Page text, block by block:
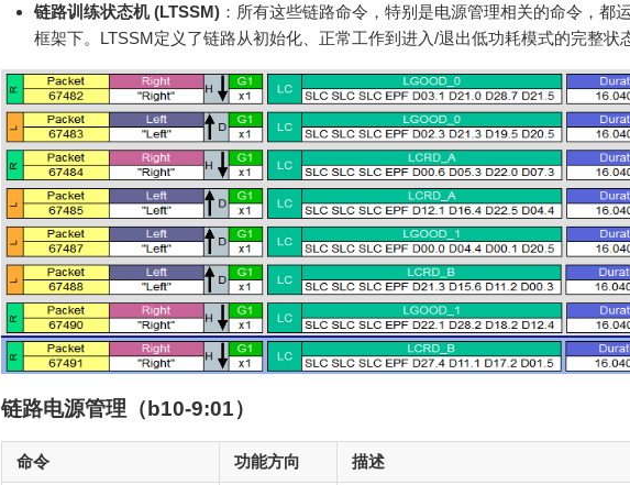
链路训练状态机 (LTSSM)：所有这些链路命令，特别是电源管理相关的命令，都
框架下。LTSSM定义了链路从初始化、正常工作到进入/退出低功耗模式的完整状
链路电源管理（b10-9:01）
命令 功能方向 描述